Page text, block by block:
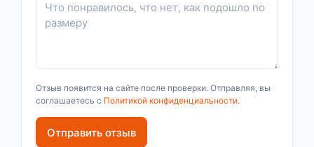
Отзыв появится на сайте после проверки. Отправляя, вы
соглашаетесь с Политикой конфиденциальности.
Отправить отзыв